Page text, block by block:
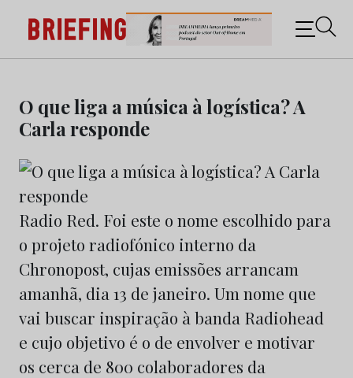
content
Briefing: Todas as notícias sobre os negócios do
Marketing e da Publicidade
O que liga a música à logística? A
Carla responde
Radio Red. Foi este o nome escolhido para
o projeto radiofónico interno da
Chronopost, cujas emissões arrancam
amanhã, dia 13 de janeiro. Um nome que
vai buscar inspiração à banda Radiohead
e cujo objetivo é o de envolver e motivar
os cerca de 800 colaboradores da